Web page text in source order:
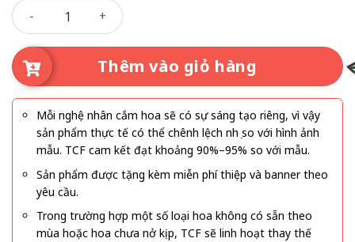
sang trọng và hiện đại. Từng chi tiết được chăm chút tỉ mỉ từ
phông màn, bàn thờ, cổng hoa đến mâm quả, giúp buổi lễ
thêm phần trọn vẹn và ý nghĩa. Phù hợp cho các gia đình yêu
thích phong cách truyền thống pha chút tinh tế, “Song Hỷ
Lâm Môn” chính là lựa chọn hoàn hảo cho ngày cưới hỏi viên
mãn.
Song Hỷ Lâm Môn số lượng
Thêm vào giỏ hàng
Mỗi nghệ nhân cắm hoa sẽ có sự sáng tạo riêng, vì vậy
sản phẩm thực tế có thể chênh lệch nhẹ so với hình ảnh
mẫu. TCF cam kết đạt khoảng 90%–95% so với mẫu.
Sản phẩm được tặng kèm miễn phí thiệp và banner theo
yêu cầu.
Trong trường hợp một số loại hoa không có sẵn theo
mùa hoặc hoa chưa nở kịp, TCF sẽ linh hoạt thay thế